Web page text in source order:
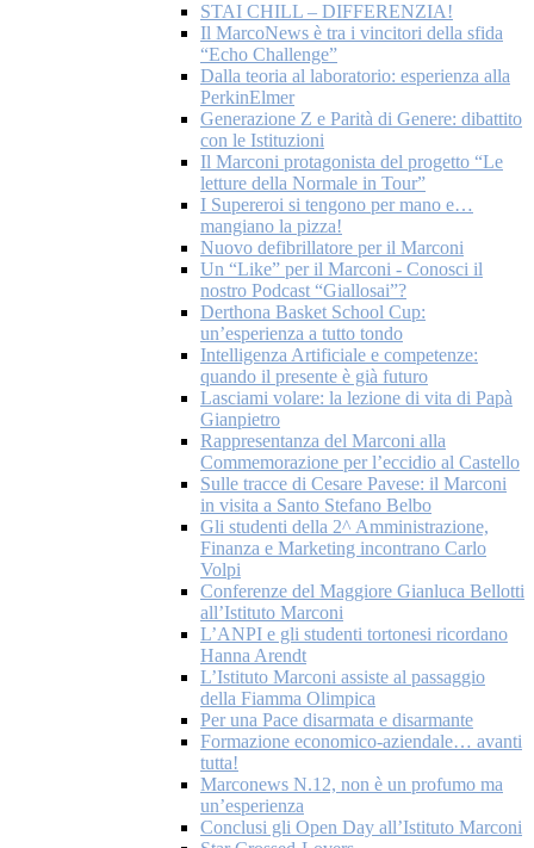
STAI CHILL – DIFFERENZIA!
Il MarcoNews è tra i vincitori della sfida
“Echo Challenge”
Dalla teoria al laboratorio: esperienza alla
PerkinElmer
Generazione Z e Parità di Genere: dibattito
con le Istituzioni
Il Marconi protagonista del progetto “Le
letture della Normale in Tour”
I Supereroi si tengono per mano e…
mangiano la pizza!
Nuovo defibrillatore per il Marconi
Un “Like” per il Marconi - Conosci il
nostro Podcast “Giallosai”?
Derthona Basket School Cup:
un’esperienza a tutto tondo
Intelligenza Artificiale e competenze:
quando il presente è già futuro
Lasciami volare: la lezione di vita di Papà
Gianpietro
Rappresentanza del Marconi alla
Commemorazione per l’eccidio al Castello
Sulle tracce di Cesare Pavese: il Marconi
in visita a Santo Stefano Belbo
Gli studenti della 2^ Amministrazione,
Finanza e Marketing incontrano Carlo
Volpi
Conferenze del Maggiore Gianluca Bellotti
all’Istituto Marconi
L’ANPI e gli studenti tortonesi ricordano
Hanna Arendt
L’Istituto Marconi assiste al passaggio
della Fiamma Olimpica
Per una Pace disarmata e disarmante
Formazione economico-aziendale… avanti
tutta!
Marconews N.12, non è un profumo ma
un’esperienza
Conclusi gli Open Day all’Istituto Marconi